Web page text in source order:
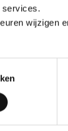
services.
wijzigen
Daarnaast
zal
met
onze